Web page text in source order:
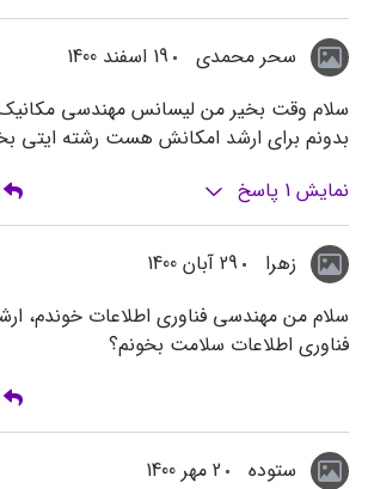
سحر محمدی
19 اسفند 1400
سلام وقت بخیر من لیسانس مهندسی
بدونم برای ارشد امکانش هست رشته ایتی
نمایش 1 پاسخ
زهرا
29 آبان 1400
سلام من مهندسی فناوری اطلاعات خوندم،
فناوری اطلاعات سلامت بخونم؟
ستوده
2 مهر 1400